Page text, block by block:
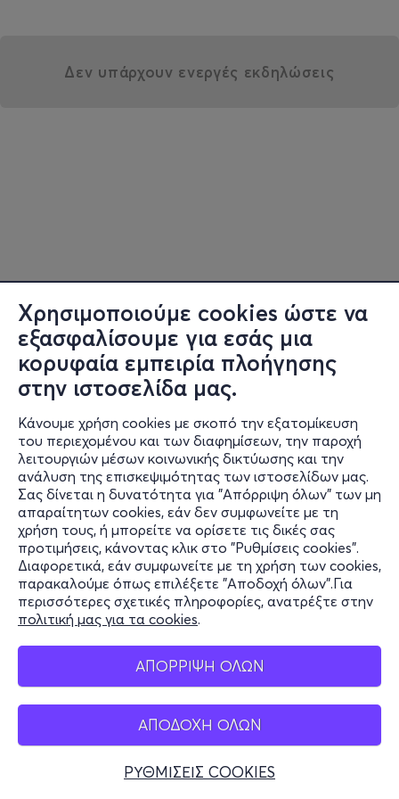
Χρησιμοποιούμε cookies ώστε να
εξασφαλίσουμε για εσάς μια
κορυφαία εμπειρία πλοήγησης
στην ιστοσελίδα μας.
Κάνουμε χρήση cookies με σκοπό την εξατομίκευση
του περιεχομένου και των διαφημίσεων, την παροχή
λειτουργιών μέσων κοινωνικής δικτύωσης και την
ανάλυση της επισκεψιμότητας των ιστοσελίδων μας.
Σας δίνεται η δυνατότητα για "Απόρριψη όλων" των μη
απαραίτητων cookies, εάν δεν συμφωνείτε με τη
χρήση τους, ή μπορείτε να ορίσετε τις δικές σας
προτιμήσεις, κάνοντας κλικ στο "Ρυθμίσεις cookies".
Διαφορετικά, εάν συμφωνείτε με τη χρήση των cookies,
παρακαλούμε όπως επιλέξετε "Αποδοχή όλων".Για
περισσότερες σχετικές πληροφορίες, ανατρέξτε στην
πολιτική μας για τα cookies.
ΑΠΟΡΡΙΨΗ ΟΛΩΝ
ΑΠΟΔΟΧΗ ΟΛΩΝ
ΡΥΘΜΙΣΕΙΣ COOKIES
Δεν υπάρχουν ενεργές εκδηλώσεις